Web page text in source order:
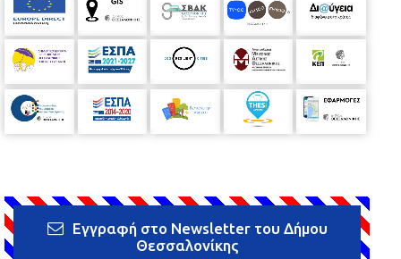
Εγγραφή στο Newsletter του Δήμου
Θεσσαλονίκης